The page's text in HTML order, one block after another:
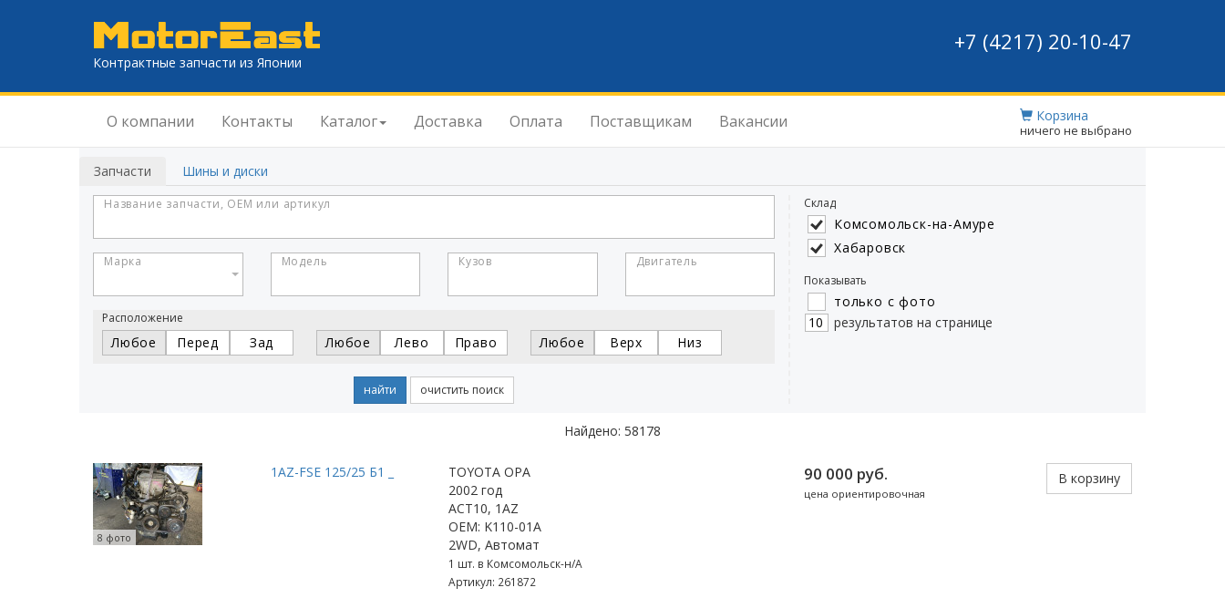
Контрактные запчасти из Японии
+7 (4217) 20-10-47
Корзина
ничего не выбрано
О компании Контакты Каталог Доставка Оплата Поставщикам Вакансии
Запчасти Шины и диски
Название запчасти, OEM или артикул
Марка Модель Кузов Двигатель
Расположение
Любое Перед Зад Любое Лево Право Любое Верх Низ
найти очистить поиск
Склад
Комсомольск-на-Амуре
Хабаровск
Показывать
только с фото
результатов на странице
Найдено: 58178
8 фото
1AZ-FSE 125/25 Б1 _
TOYOTA OPA
2002 год
ACT10, 1AZ
OEM: K110-01A
2WD, Автомат
1 шт. в Комсомольск-н/А
Артикул: 261872
90 000 руб. В корзину
цена ориентировочная